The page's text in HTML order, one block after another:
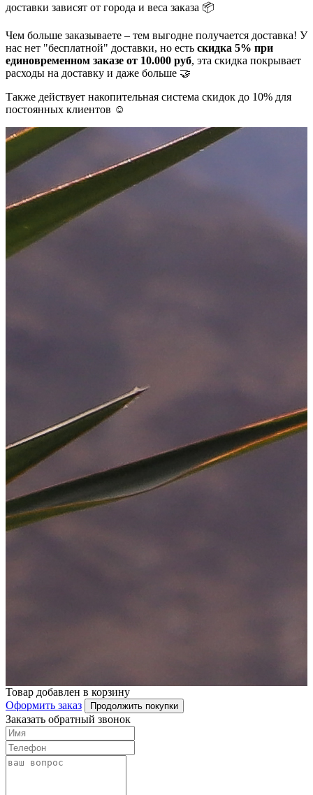
доставки зависят от города и веса заказа 📦
Чем больше заказываете – тем выгодне получается доставка! У
нас нет "бесплатной" доставки, но есть скидка 5% при
единовременном заказе от 10.000 руб, эта скидка покрывает
расходы на доставку и даже больше 🤝
Также действует накопительная система скидок до 10% для
постоянных клиентов ☺️
Товар добавлен в корзину
Оформить заказ
Продолжить покупки
Заказать обратный звонок